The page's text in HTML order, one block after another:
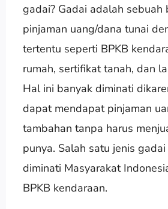
gadai? Gadai adalah sebuah
pinjaman uang/dana tunai
tertentu seperti BPKB
rumah, sertifikat tanah, dan
Hal ini banyak diminati
dapat mendapat pinjaman
tambahan tanpa harus
punya. Salah satu jenis
diminati Masyarakat
BPKB kendaraan.